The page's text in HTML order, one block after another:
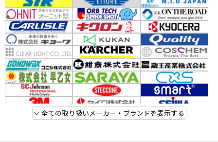
全ての取り扱いメーカー・ブランドを表示する